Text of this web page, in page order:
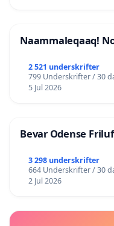
Naammaleqaaq!
2 521 underskrifter
799 Underskrifter / 30
5 Jul 2026
Bevar Odense
3 298 underskrifter
664 Underskrifter / 30
2 Jul 2026